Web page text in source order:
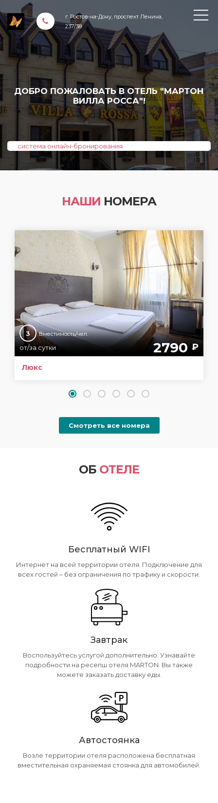
г. Ростов-на-Дону, проспект Ленина,
237/38
ДОБРО ПОЖАЛОВАТЬ В ОТЕЛЬ "МАРТОН
ВИЛЛА РОССА"!
система онлайн-бронирования
НАШИ НОМЕРА
3 Вместимость/чел.
от/за сутки 2790₽
Люкс
Смотреть все номера
ОБ ОТЕЛЕ
Бесплатный WIFI
Интернет на всей территории отеля. Подключение для
всех гостей – без ограничения по трафику и скорости.
Завтрак
Воспользуйтесь услугой дополнительно. Узнавайте
подробности на ресепш отеля MARTON. Вы также
можете заказать доставку еды.
Автостоянка
Возле территории отеля расположена бесплатная
вместительная охраняемая стоянка для автомобилей.